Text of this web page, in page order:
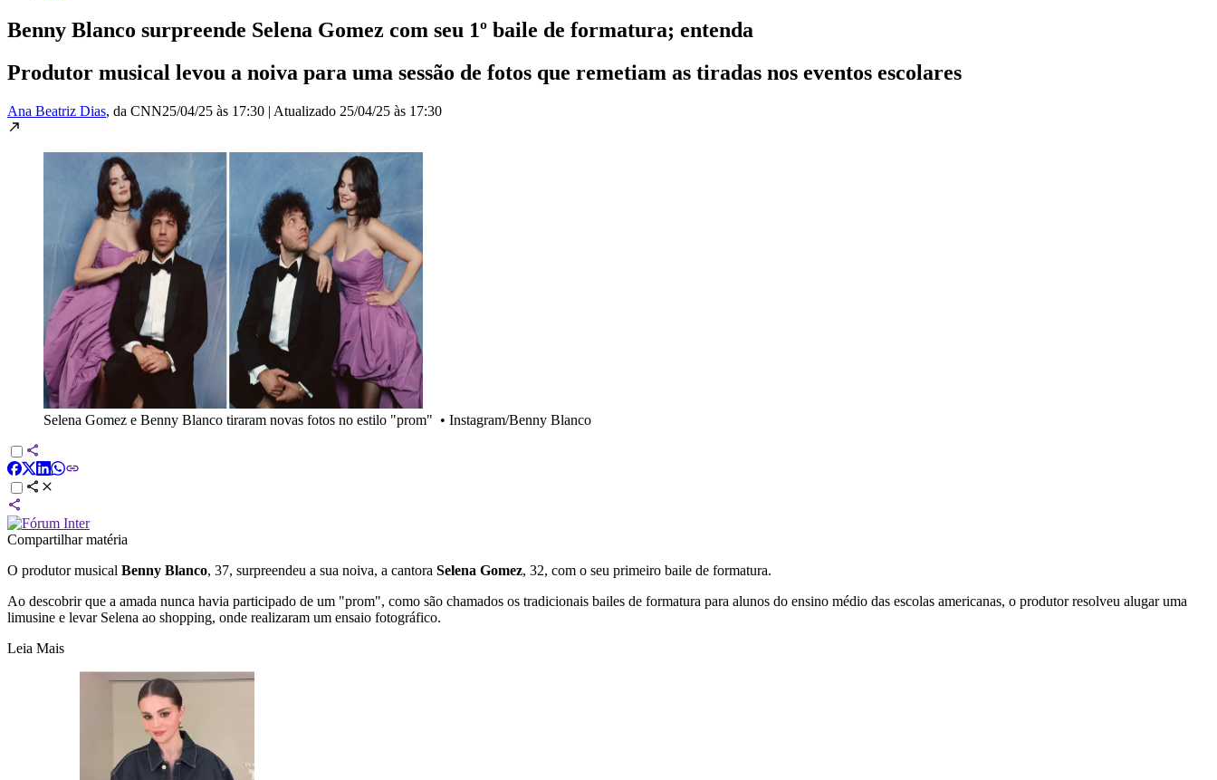
Benny Blanco surpreende Selena Gomez com seu 1º baile de formatura; entenda
Produtor musical levou a noiva para uma sessão de fotos que remetiam as tiradas nos eventos escolares
Ana Beatriz Dias, da CNN25/04/25 às 17:30 | Atualizado 25/04/25 às 17:30
Selena Gomez e Benny Blanco tiraram novas fotos no estilo "prom" • Instagram/Benny Blanco
Compartilhar matéria
O produtor musical Benny Blanco, 37, surpreendeu a sua noiva, a cantora Selena Gomez, 32, com o seu primeiro baile de formatura.
Ao descobrir que a amada nunca havia participado de um "prom", como são chamados os tradicionais bailes de formatura para alunos do ensino médio das escolas americanas, o produtor resolveu alugar uma
limusine e levar Selena ao shopping, onde realizaram um ensaio fotográfico.
Leia Mais